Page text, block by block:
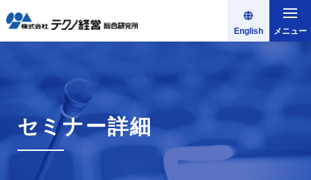
English メニュー
セミナー詳細